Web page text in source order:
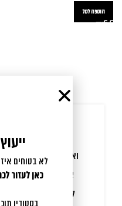
הוספה לסל
ואו בת אל המדהימה
איתך על הפינה,
לחיבורים המטורפים
לא בטוחים
כאן לעזור